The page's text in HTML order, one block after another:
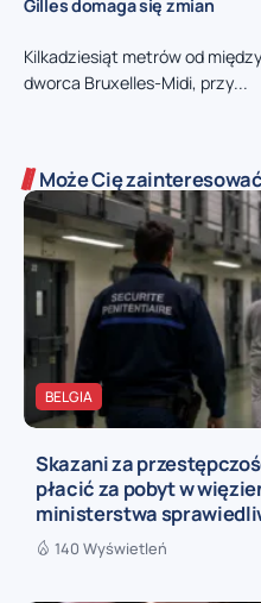
Gilles domaga się zmian
Kilkadziesiąt metrów od
dworca Bruxelles-Midi, przy...
Może Cię zainteresować
BELGIA
Skazani za
płacić za pobyt w
ministerstwa
140 Wyświetleń